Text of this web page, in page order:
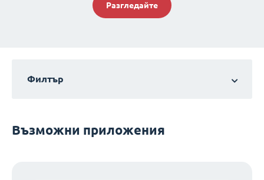
Разгледайте
Филтър
Възможни приложения